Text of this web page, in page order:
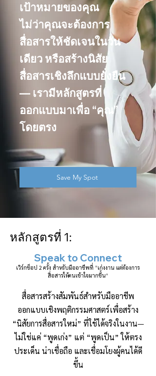
เป้าหมายของคุณ
ไม่ว่าคุณจะต้องการ
สื่อสารให้ชัดเจนในวัน
เดียว หรือสร้างนิสัย
สื่อสารเชิงลึกแบบยั่งยืน
— เรามีหลักสูตรที่
ออกแบบมาเพื่อ “คุณ”
โดยตรง
Save My Spot
หลักสูตรที่ 1:
Speak to Connect
เวิร์กช็อป 2 ครั้ง สำหรับมืออาชีพที่ “เก่งงาน แต่ต้องการ
สื่อสารให้คนเข้าใจมากขึ้น”
สื่อสารสร้างสัมพันธ์สำหรับมืออาชีพ
ออกแบบเชิงพฤติกรรมศาสตร์เพื่อสร้าง
“นิสัยการสื่อสารใหม่” ที่ใช้ได้จริงในงาน—
ไม่ใช่แค่ “พูดเก่ง” แต่ “พูดเป็น” ให้ตรง
ประเด็น น่าเชื่อถือ และเชื่อมโยงผู้คนได้ดี
ขึ้น